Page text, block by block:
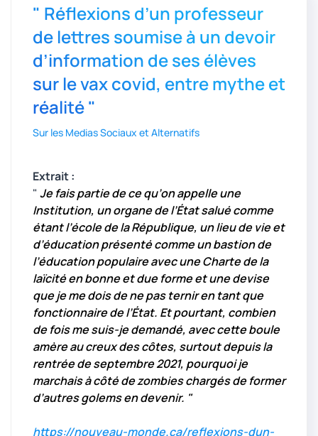
" Réflexions d’un professeur
de lettres soumise à un devoir
d’information de ses élèves
sur le vax covid, entre mythe et
réalité "
Sur les Medias Sociaux et Alternatifs
Extrait :
" Je fais partie de ce qu’on appelle une
Institution, un organe de l’État salué comme
étant l’école de la République, un lieu de vie et
d’éducation présenté comme un bastion de
l’éducation populaire avec une Charte de la
laïcité en bonne et due forme et une devise
que je me dois de ne pas ternir en tant que
fonctionnaire de l’État. Et pourtant, combien
de fois me suis-je demandé, avec cette boule
amère au creux des côtes, surtout depuis la
rentrée de septembre 2021, pourquoi je
marchais à côté de zombies chargés de former
d’autres golems en devenir. "
https://nouveau-monde.ca/reflexions-dun-